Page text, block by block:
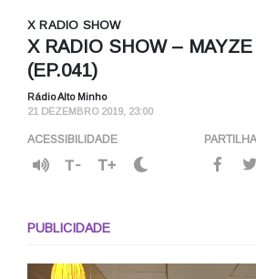
X RADIO SHOW
X RADIO SHOW – MAYZE
(EP.041)
Rádio Alto Minho
21 DEZEMBRO 2019, 23:00
ACESSIBILIDADE
T- T+
PUBLICIDADE